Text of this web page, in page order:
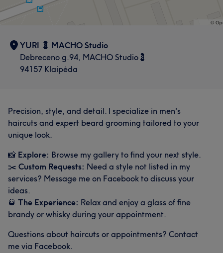
YURI 💈 MACHO Studio
Debreceno g.94, MACHO Studio💈
94157 Klaipėda
Precision, style, and detail. I specialize in men's
haircuts and expert beard grooming tailored to your
unique look.
📸 Explore: Browse my gallery to find your next style.
✂️ Custom Requests: Need a style not listed in my
services? Message me on Facebook to discuss your
ideas.
🥃 The Experience: Relax and enjoy a glass of fine
brandy or whisky during your appointment.
Questions about haircuts or appointments? Contact
me via Facebook.